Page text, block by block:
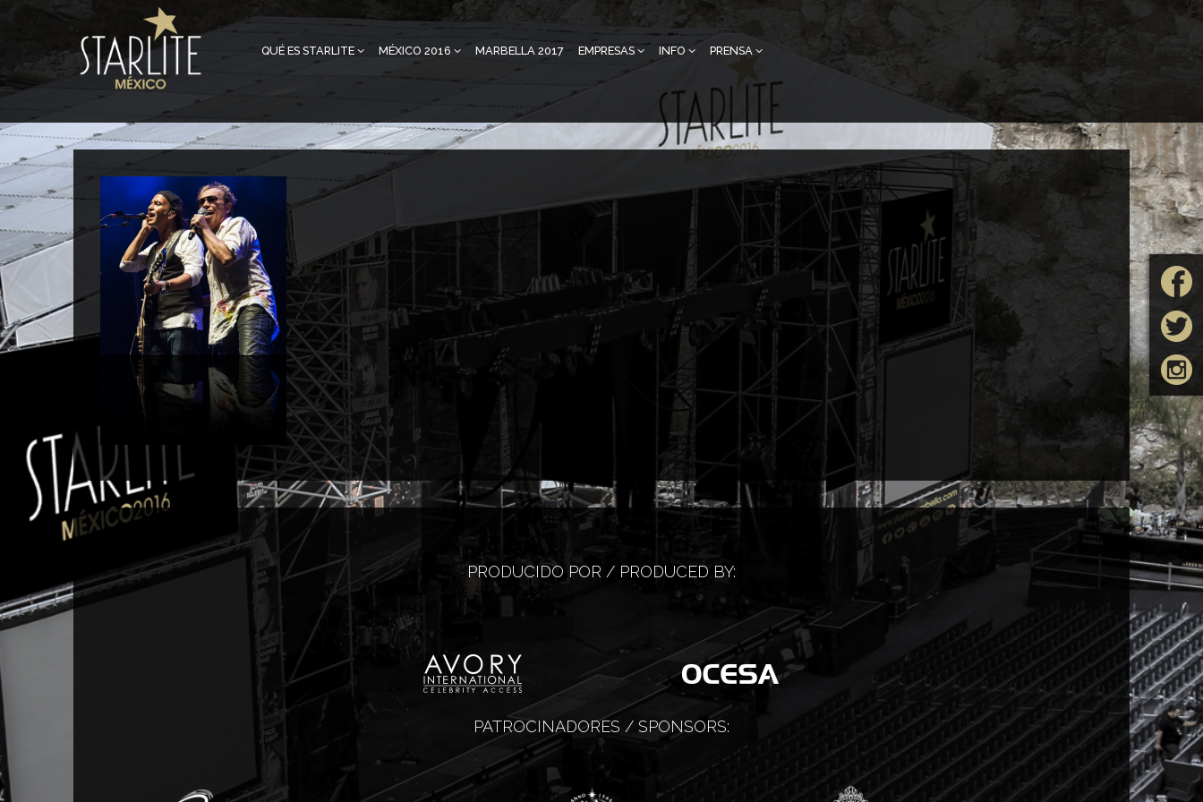
QUÉ ES STARLITE MÉXICO 2016 MARBELLA 2017 EMPRESAS INFO PRENSA
PRODUCIDO POR / PRODUCED BY:
PATROCINADORES / SPONSORS: